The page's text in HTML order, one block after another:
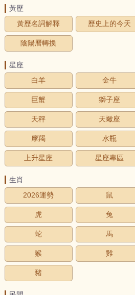
黃歷
黃歷名詞解釋
歷史上的今天
陰陽曆轉換
星座
白羊
金牛
巨蟹 獅子座
天秤 天蠍座
摩羯 水瓶
上升星座 星座專區
生肖
2026運勢
鼠
虎 兔
蛇 馬
猴 雞
豬